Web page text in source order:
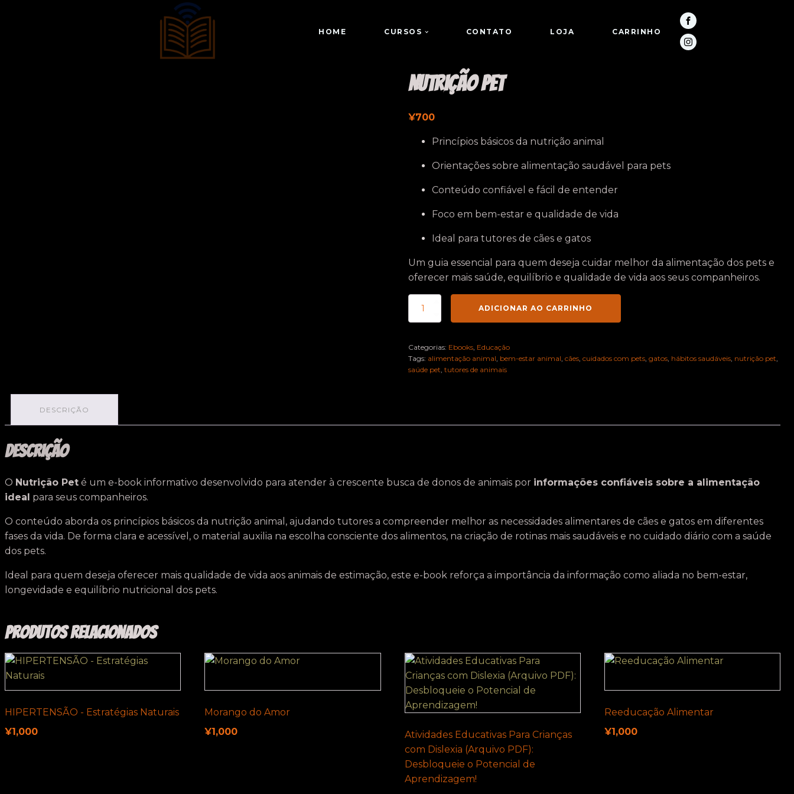
HOME CURSOS CONTATO LOJA CARRINHO
Nutrição Pet
¥700
Princípios básicos da nutrição animal
Orientações sobre alimentação saudável para pets
Conteúdo confiável e fácil de entender
Foco em bem-estar e qualidade de vida
Ideal para tutores de cães e gatos
Um guia essencial para quem deseja cuidar melhor da alimentação dos pets e
oferecer mais saúde, equilíbrio e qualidade de vida aos seus companheiros.
Nutrição
ADICIONAR AO CARRINHO
Categorias: Ebooks, Educação
Tags: alimentação animal, bem-estar animal, cães, cuidados com pets, gatos, hábitos saudáveis, nutrição pet,
saúde pet, tutores de animais
DESCRIÇÃO
Descrição
O Nutrição Pet é um e-book informativo desenvolvido para atender à crescente busca de donos de animais por informações confiáveis sobre a alimentação
ideal para seus companheiros.
O conteúdo aborda os princípios básicos da nutrição animal, ajudando tutores a compreender melhor as necessidades alimentares de cães e gatos em diferentes
fases da vida. De forma clara e acessível, o material auxilia na escolha consciente dos alimentos, na criação de rotinas mais saudáveis e no cuidado diário com a saúde
dos pets.
Ideal para quem deseja oferecer mais qualidade de vida aos animais de estimação, este e-book reforça a importância da informação como aliada no bem-estar,
longevidade e equilíbrio nutricional dos pets.
Produtos relacionados
HIPERTENSÃO - Estratégias Naturais
¥1,000
Morango do Amor
¥1,000
Atividades Educativas Para Crianças
com Dislexia (Arquivo PDF):
Desbloqueie o Potencial de
Aprendizagem!
Reeducação Alimentar
¥1,000